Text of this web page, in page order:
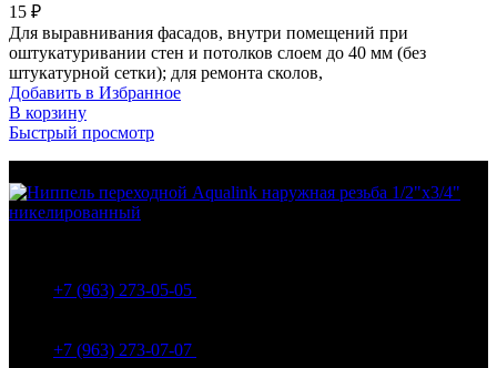
15 ₽
Для выравнивания фасадов, внутри помещений при
оштукатуривании стен и потолков слоем до 40 мм (без
штукатурной сетки); для ремонта сколов,
Добавить в Избранное
В корзину
Быстрый просмотр
+7 (963) 273-05-05
+7 (963) 273-07-07